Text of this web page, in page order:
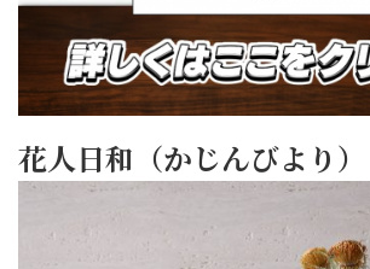
花人日和（かじんびより）